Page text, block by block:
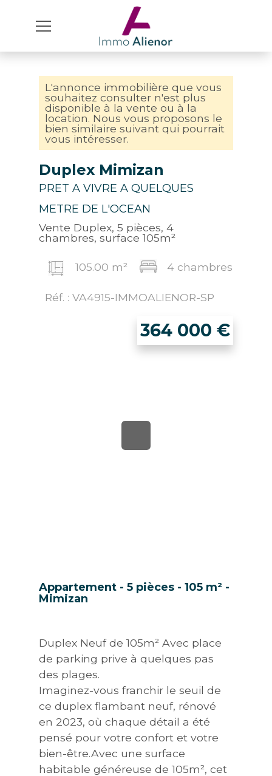
L'annonce immobilière que vous
souhaitez consulter n'est plus
disponible à la vente ou à la
location. Nous vous proposons le
bien similaire suivant qui pourrait
vous intéresser.
Duplex Mimizan
PRET A VIVRE A QUELQUES
METRE DE L'OCEAN
Vente Duplex, 5 pièces, 4
chambres, surface 105m²
105.00 m² 4 chambres
Réf. : VA4915-IMMOALIENOR-SP
364 000 €
Appartement - 5 pièces - 105 m² -
Mimizan
Duplex Neuf de 105m² Avec place
de parking prive à quelques pas
des plages.
Imaginez-vous franchir le seuil de
ce duplex flambant neuf, rénové
en 2023, où chaque détail a été
pensé pour votre confort et votre
bien-être.Avec une surface
habitable généreuse de 105m², cet